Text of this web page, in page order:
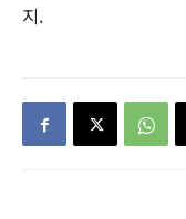
지.